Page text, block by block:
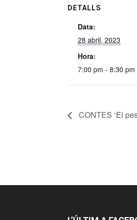
DETALLS
Data:
28 abril, 2023
Hora:
7:00 pm - 8:30 pm
CONTES ‘El